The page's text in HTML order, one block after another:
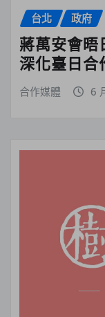
台北 政府
蔣萬安會
深化臺日合
合作媒體 6